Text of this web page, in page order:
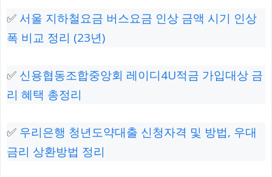
✅ 서울 지하철요금 버스요금 인상 금액 시기 인상
폭 비교 정리 (23년)
✅ 신용협동조합중앙회 레이디4U적금 가입대상 금
리 혜택 총정리
✅ 우리은행 청년도약대출 신청자격 및 방법, 우대
금리 상환방법 정리